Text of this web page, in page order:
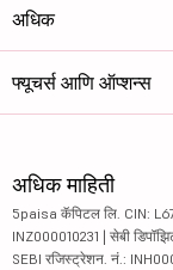
अधिक
फ्यूचर्स आणि ऑप्शन्स
अधिक माहिती
5paisa कॅपिटल लि. CIN:
INZ000010231 | सेबी
SEBI रजिस्ट्रेशन. नं.: